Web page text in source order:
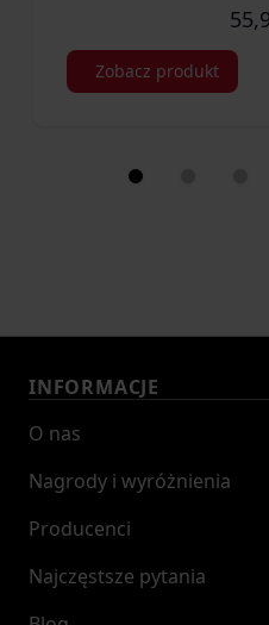
Zobacz produkt
INFORMACJE
O nas
Nagrody i wyróżnienia
Producenci
Najczęstsze pytania